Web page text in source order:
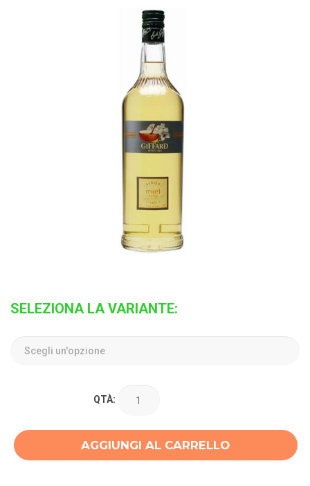
SELEZIONA LA VARIANTE:
QTÀ:
AGGIUNGI AL CARRELLO